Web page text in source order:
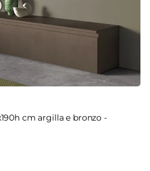
cm argilla e bronzo -